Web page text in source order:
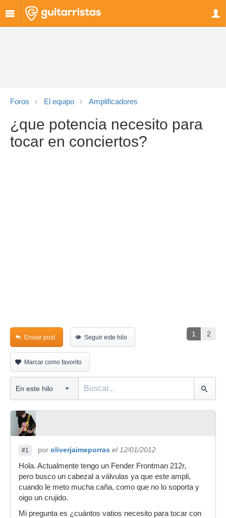
Foros El equipo Amplificadores
¿que potencia necesito para
tocar en conciertos?
1 2
Enviar post Seguir este hilo
Marcar como favorito
#1 por oliverjaimeporras el 12/01/2012
Hola. Actualmente tengo un Fender Frontman 212r,
pero busco un cabezal a válvulas ya que este ampli,
cuando le meto mucha caña, como que no lo soporta y
oigo un crujido.
Mi pregunta es ¿cuántos vatios necesito para tocar con